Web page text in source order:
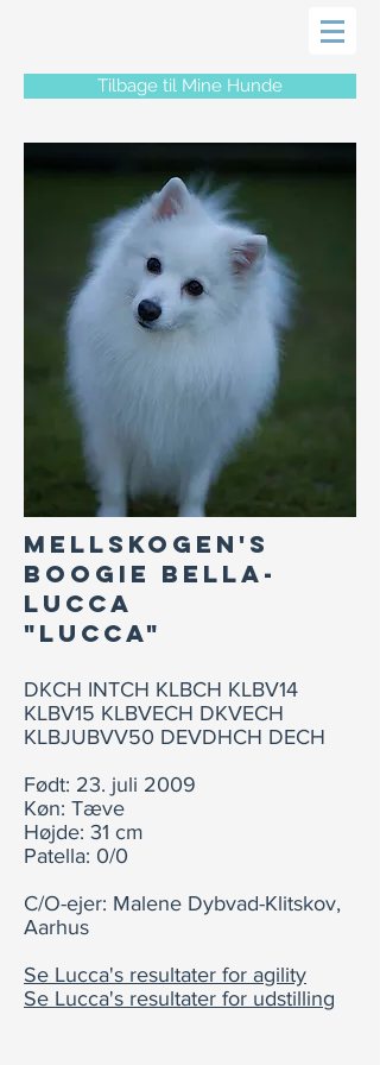
Tilbage til Mine Hunde
MELLSKOGEN'S
BOOGIE BELLA-
LUCCA
"LUCCA"
DKCH INTCH KLBCH KLBV14
KLBV15 KLBVECH DKVECH
KLBJUBVV50 DEVDHCH DECH
Født: 23. juli 2009
Køn: Tæve
Højde: 31 cm
Patella: 0/0
C/O-ejer: Malene Dybvad-Klitskov,
Aarhus
Se Lucca's resultater for agility
Se Lucca's resultater for udstilling